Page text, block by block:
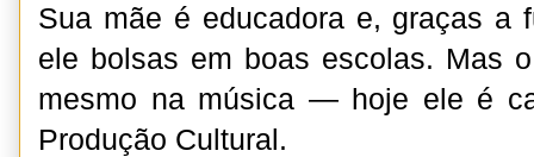
Sua mãe é educadora e, graças a
ele bolsas em boas escolas. Mas
mesmo na música — hoje ele é
Produção Cultural.